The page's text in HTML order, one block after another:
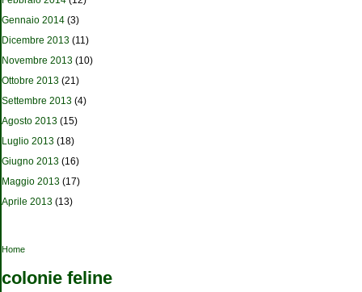
Gennaio 2014 (3)
Dicembre 2013 (11)
Novembre 2013 (10)
Ottobre 2013 (21)
Settembre 2013 (4)
Agosto 2013 (15)
Luglio 2013 (18)
Giugno 2013 (16)
Maggio 2013 (17)
Aprile 2013 (13)
Tu sei qui
Home
colonie feline